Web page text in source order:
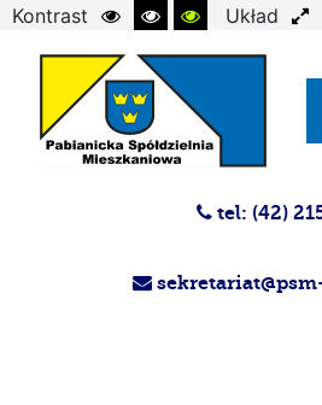
Kontrast
Układ
tel: (42)